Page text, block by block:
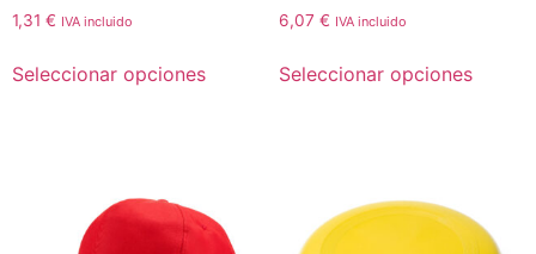
1,31 € IVA incluido
Seleccionar opciones
6,07 € IVA incluido
Seleccionar opciones